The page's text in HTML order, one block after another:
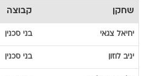
שחקן קבוצה
יחיאל צגאי בני סכנין
יניב לוזון בני סכנין